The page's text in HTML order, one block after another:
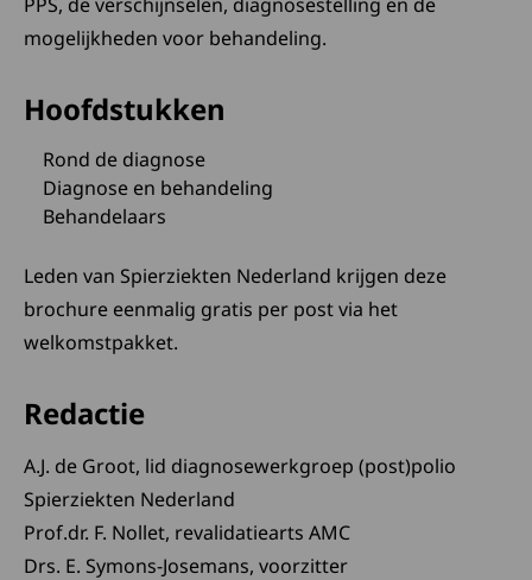
mogelijkheden voor behandeling.
Hoofdstukken
Rond de diagnose
Diagnose en behandeling
Behandelaars
Leden van Spierziekten Nederland krijgen deze
brochure eenmalig gratis per post via het
welkomstpakket.
Redactie
A.J. de Groot, lid diagnosewerkgroep (post)polio
Spierziekten Nederland
Prof.dr. F. Nollet, revalidatiearts AMC
Drs. E. Symons-Josemans, voorzitter